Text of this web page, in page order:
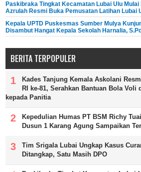
Paskibraka Tingkat Kecamatan Lubai Ulu
Azrulah Resmi Buka Pemusatan Latihan Lubai
Kepala UPTD Puskesmas Sumber Mulya
Disambut Hangat Kepala Sekolah Harnalia,
BERITA TERPOPULER
Kades Tanjung Kemala Askolani
RI ke-81, Serahkan Bantuan Bola Voli
kepada Panitia
Kepedulian Humas PT BSM Richy
Dusun 1 Karang Agung Sampaikan
Tim Srigala Lubai Ungkap Kasus
Ditangkap, Satu Masih DPO